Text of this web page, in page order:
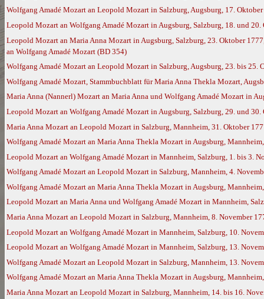
Wolfgang Amadé Mozart an Leopold Mozart in Salzburg, Augsburg, 17.
Leopold Mozart an Wolfgang Amadé Mozart in Augsburg, Salzburg, 18. und
Leopold Mozart an Maria Anna Mozart in Augsburg, Salzburg, 23. Oktober
an Wolfgang Amadé Mozart (BD 354)
Wolfgang Amadé Mozart an Leopold Mozart in Salzburg, Augsburg, 23. bis
Wolfgang Amadé Mozart, Stammbuchblatt für Maria Anna Thekla Mozart,
Maria Anna (Nannerl) Mozart an Maria Anna und Wolfgang Amadé Mozart in
Leopold Mozart an Wolfgang Amadé Mozart in Augsburg, Salzburg, 29. und
Maria Anna Mozart an Leopold Mozart in Salzburg, Mannheim, 31. Oktober
Wolfgang Amadé Mozart an Maria Anna Thekla Mozart in Augsburg,
Leopold Mozart an Wolfgang Amadé Mozart in Mannheim, Salzburg, 1. bis 3.
Wolfgang Amadé Mozart an Leopold Mozart in Salzburg, Mannheim, 4.
Wolfgang Amadé Mozart an Maria Anna Thekla Mozart in Augsburg,
Leopold Mozart an Maria Anna und Wolfgang Amadé Mozart in Mannheim,
Maria Anna Mozart an Leopold Mozart in Salzburg, Mannheim, 8. November
Leopold Mozart an Wolfgang Amadé Mozart in Mannheim, Salzburg, 10.
Leopold Mozart an Wolfgang Amadé Mozart in Mannheim, Salzburg, 13.
Wolfgang Amadé Mozart an Leopold Mozart in Salzburg, Mannheim, 13.
Wolfgang Amadé Mozart an Maria Anna Thekla Mozart in Augsburg,
Maria Anna Mozart an Leopold Mozart in Salzburg, Mannheim, 14. bis 16.